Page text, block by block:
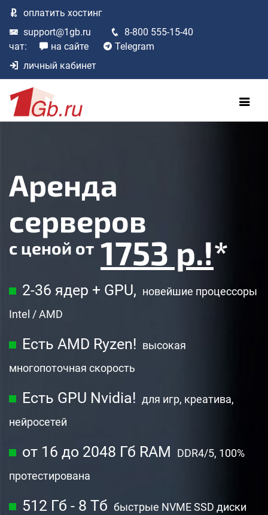
оплатить хостинг
support@1gb.ru
8-800 555-15-40
чат:
на сайте
Telegram
личный кабинет
Аренда
серверов
с ценой от 1753 р.!*
2-36 ядер + GPU, новейшие процессоры
Intel / AMD
Есть AMD Ryzen! высокая
многопоточная скорость
Есть GPU Nvidia! для игр, креатива,
нейросетей
от 16 до 2048 Гб RAM
DDR4/5, 100%
протестирована
512 Гб - 8 Тб быстрые NVME SSD диски